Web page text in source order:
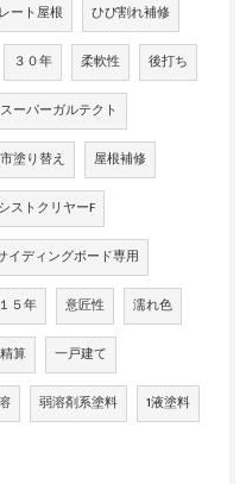
ート屋根 ひび割れ補修
３０年 柔軟性 後打ち
スーパーガルテクト
塗り替え 屋根補修
ストクリヤーF
イディングボード専用
１５年 意匠性 濡れ色
算 一戸建て
弱溶剤系塗料 1液塗料